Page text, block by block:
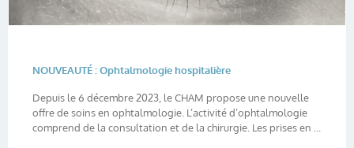
NOUVEAUTÉ : Ophtalmologie hospitalière
Depuis le 6 décembre 2023, le CHAM propose une nouvelle
offre de soins en ophtalmologie. L’activité d’ophtalmologie
comprend de la consultation et de la chirurgie. Les prises en ...